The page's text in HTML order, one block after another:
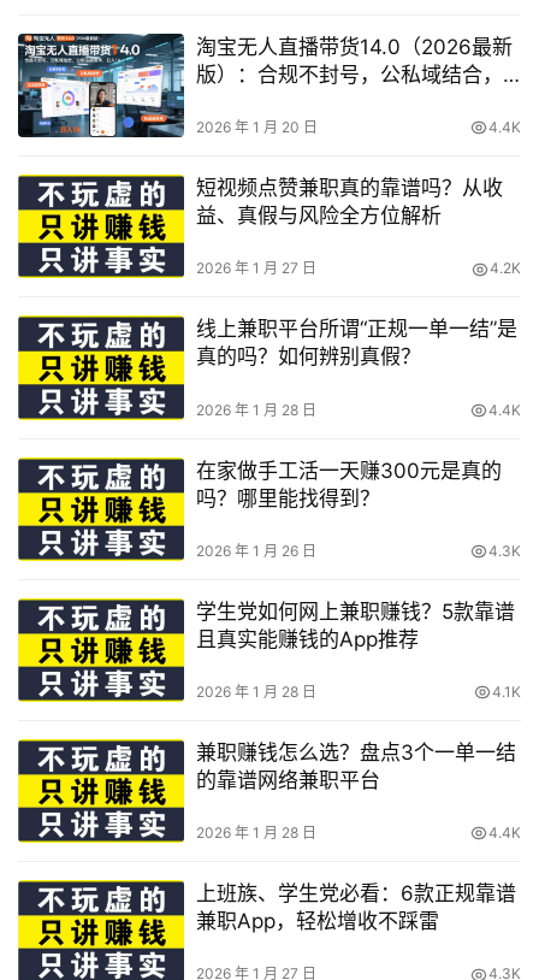
淘宝无人直播带货14.0（2026最新
版）：合规不封号，公私域结合，
2026 年 1 月 20 日 4.4K
短视频点赞兼职真的靠谱吗？从收
益、真假与风险全方位解析
2026 年 1 月 27 日 4.2K
线上兼职平台所谓“正规一单一结”是
真的吗？如何辨别真假？
2026 年 1 月 28 日 4.4K
在家做手工活一天赚300元是真的
吗？哪里能找得到？
2026 年 1 月 26 日 4.3K
学生党如何网上兼职赚钱？5款靠谱
且真实能赚钱的App推荐
2026 年 1 月 28 日 4.1K
兼职赚钱怎么选？盘点3个一单一结
的靠谱网络兼职平台
2026 年 1 月 28 日 4.4K
上班族、学生党必看：6款正规靠谱
兼职App，轻松增收不踩雷
2026 年 1 月 27 日 4.3K